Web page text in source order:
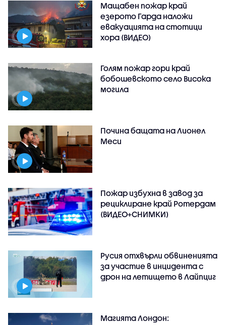
Мащабен пожар край
езерото Гарда наложи
евакуацията на стотици
хора (ВИДЕО)
Голям пожар гори край
бобошевското село Висока
могила
Почина бащата на Лионел
Меси
Пожар избухна в завод за
рециклиране край Ротердам
(ВИДЕО+СНИМКИ)
Русия отхвърли обвиненията
за участие в инцидента с
дрон на летището в Лайпциг
Магията Лондон: